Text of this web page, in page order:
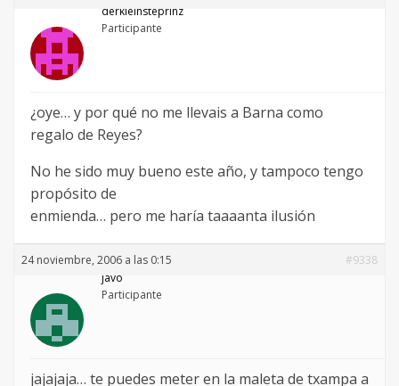
derkleinsteprinz
Participante
¿oye… y por qué no me llevais a Barna como
regalo de Reyes?
No he sido muy bueno este año, y tampoco tengo
propósito de
enmienda… pero me haría taaaanta ilusión
24 noviembre, 2006 a las 0:15
#9338
javo
Participante
jajajaja… te puedes meter en la maleta de txampa a